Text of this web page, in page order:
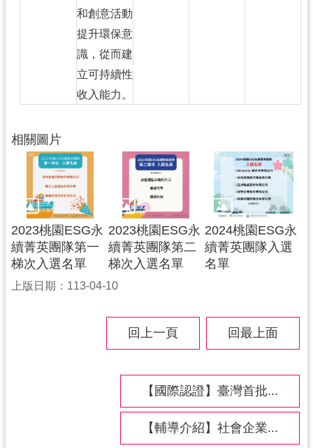
和創意活動
提升環保意
識，從而建
立可持續性
收入能力。
相關圖片
2023桃園ESG永
續菁英團隊第一
梯次入選名單
2023桃園ESG永
續菁英團隊第二
梯次入選名單
2024桃園ESG永
續菁英團隊入選
名單
上版日期：113-04-10
回上一頁 回最上面
【國際認證】臺灣首批...
【輔導介紹】社會企業...